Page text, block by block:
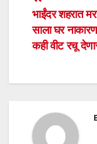
A
p
p
b
o
o
भाईंदर शहरात
साला घर
कही वीट रचू